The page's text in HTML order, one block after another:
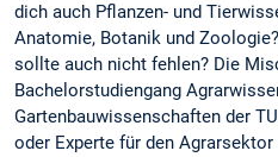
dich auch Pflanzen- und
Anatomie, Botanik und
sollte auch nicht fehlen? Die
Bachelorstudiengang
Gartenbauwissenschaften der
oder Experte für den Agrarsektor